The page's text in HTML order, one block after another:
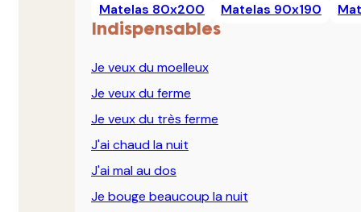
Matelas 80x200 Matelas 90x190
Indispensables
Je veux du moelleux
Je veux du ferme
Je veux du très ferme
J'ai chaud la nuit
J'ai mal au dos
Je bouge beaucoup la nuit